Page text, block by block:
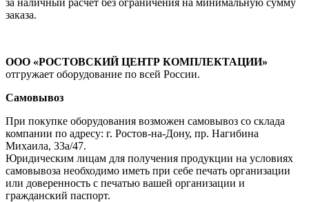
заказа.
ООО «РОСТОВСКИЙ ЦЕНТР КОМПЛЕКТАЦИИ»
отгружает оборудование по всей России.
Самовывоз
При покупке оборудования возможен самовывоз со склада
компании по адресу: г. Ростов-на-Дону, пр. Нагибина
Михаила, 33а/47.
Юридическим лицам для получения продукции на условиях
самовывоза необходимо иметь при себе печать организации
или доверенность с печатью вашей организации и
гражданский паспорт.